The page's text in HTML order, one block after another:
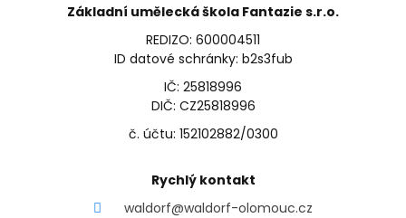
Základní umělecká škola Fantazie s.r.o.
REDIZO: 600004511
ID datové schránky: b2s3fub
IČ: 25818996
DIČ: CZ25818996
č. účtu: 152102882/0300
Rychlý kontakt
waldorf@waldorf-olomouc.cz